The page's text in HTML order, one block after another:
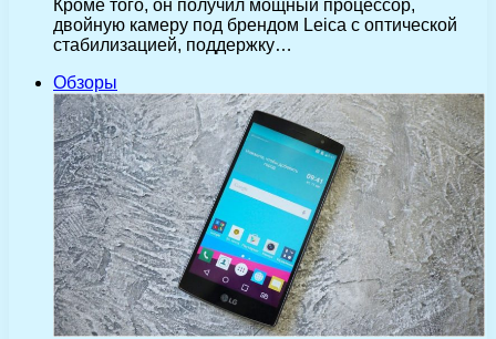
Кроме того, он получил мощный процессор,
двойную камеру под брендом Leica с оптической
стабилизацией, поддержку…
Обзоры